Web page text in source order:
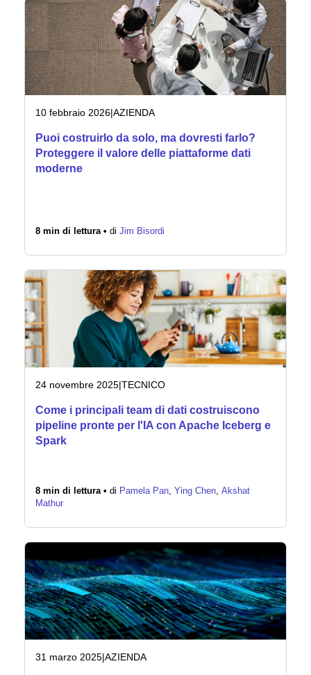
10 febbraio 2026|AZIENDA
Puoi costruirlo da solo, ma dovresti farlo?
Proteggere il valore delle piattaforme dati
moderne
8 min di lettura • di Jim Bisordi
24 novembre 2025|TECNICO
Come i principali team di dati costruiscono
pipeline pronte per l'IA con Apache Iceberg e
Spark
8 min di lettura • di Pamela Pan, Ying Chen, Akshat
Mathur
31 marzo 2025|AZIENDA